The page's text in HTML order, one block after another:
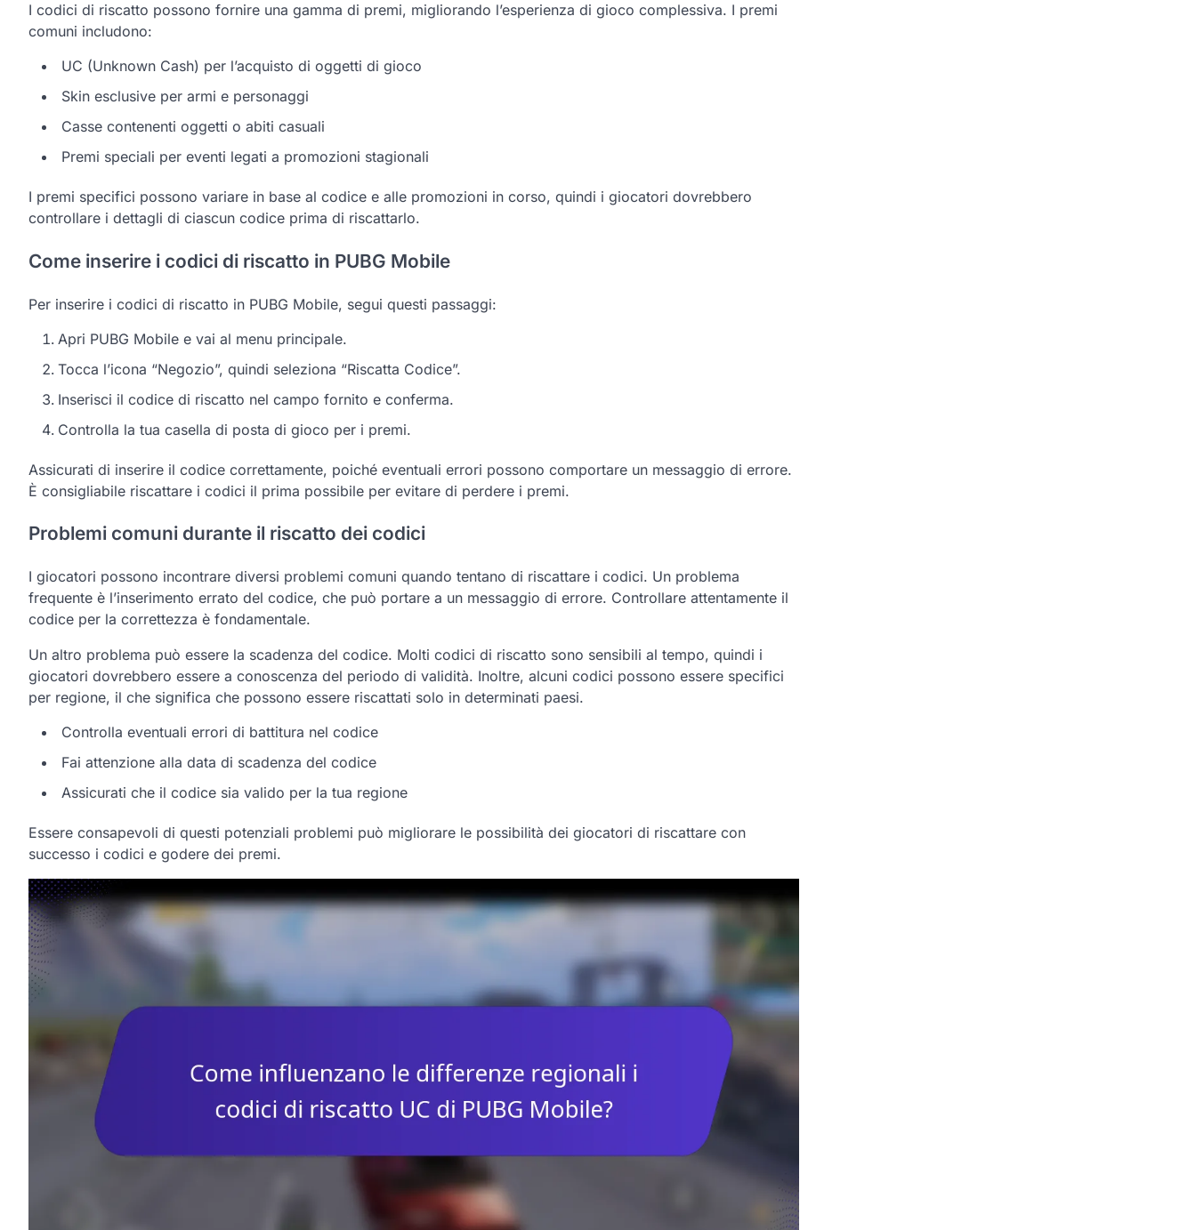
I codici di riscatto possono fornire una gamma di premi, migliorando l’esperienza di gioco complessiva. I premi
comuni includono:
UC (Unknown Cash) per l’acquisto di oggetti di gioco
Skin esclusive per armi e personaggi
Casse contenenti oggetti o abiti casuali
Premi speciali per eventi legati a promozioni stagionali
I premi specifici possono variare in base al codice e alle promozioni in corso, quindi i giocatori dovrebbero
controllare i dettagli di ciascun codice prima di riscattarlo.
Come inserire i codici di riscatto in PUBG Mobile
Per inserire i codici di riscatto in PUBG Mobile, segui questi passaggi:
Apri PUBG Mobile e vai al menu principale.
Tocca l’icona “Negozio”, quindi seleziona “Riscatta Codice”.
Inserisci il codice di riscatto nel campo fornito e conferma.
Controlla la tua casella di posta di gioco per i premi.
Assicurati di inserire il codice correttamente, poiché eventuali errori possono comportare un messaggio di errore.
È consigliabile riscattare i codici il prima possibile per evitare di perdere i premi.
Problemi comuni durante il riscatto dei codici
I giocatori possono incontrare diversi problemi comuni quando tentano di riscattare i codici. Un problema
frequente è l’inserimento errato del codice, che può portare a un messaggio di errore. Controllare attentamente il
codice per la correttezza è fondamentale.
Un altro problema può essere la scadenza del codice. Molti codici di riscatto sono sensibili al tempo, quindi i
giocatori dovrebbero essere a conoscenza del periodo di validità. Inoltre, alcuni codici possono essere specifici
per regione, il che significa che possono essere riscattati solo in determinati paesi.
Controlla eventuali errori di battitura nel codice
Fai attenzione alla data di scadenza del codice
Assicurati che il codice sia valido per la tua regione
Essere consapevoli di questi potenziali problemi può migliorare le possibilità dei giocatori di riscattare con
successo i codici e godere dei premi.